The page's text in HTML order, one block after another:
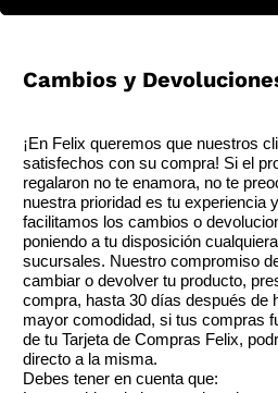
Cambios y
¡En Felix queremos que nuestros
satisfechos con su compra! Si el
regalaron no te enamora, no te
nuestra prioridad es tu experiencia
facilitamos los cambios o
poniendo a tu disposición
sucursales. Nuestro compromiso
cambiar o devolver tu producto,
compra, hasta 30 días después de
mayor comodidad, si tus compras
de tu Tarjeta de Compras Felix,
directo a la misma.
Debes tener en cuenta que: